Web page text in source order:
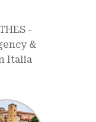
-
&
Italia